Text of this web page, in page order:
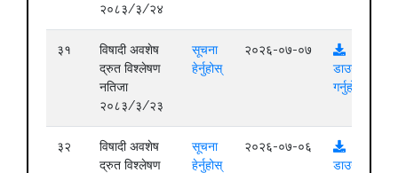
२०८३/३/२४
३१
विषादी अवशेष
द्रुत विश्लेषण
नतिजा
२०८३/३/२३
सूचना
हेर्नुहोस्
२०२६-०७-०७
डाउनलोड
गर्नुहोस्
३२
विषादी अवशेष
द्रुत विश्लेषण
सूचना
हेर्नुहोस्
२०२६-०७-०६
डाउनलोड